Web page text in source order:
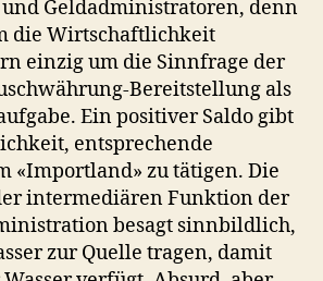
Geldadministratoren, denn
die Wirtschaftlichkeit
einzig um die Sinnfrage der
Bereitstellung als
Ein positiver Saldo gibt
entsprechende
«Importland» zu tätigen. Die
intermediären Funktion der
besagt sinnbildlich,
zur Quelle tragen, damit